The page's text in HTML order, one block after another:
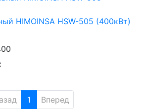
HIMOINSA HSW-505 (400кВт)
1 Вперед